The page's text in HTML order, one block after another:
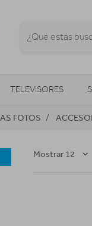
TELEVISORES
FOTOS
Mostrar 12